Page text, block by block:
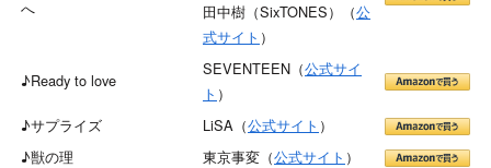
へ
田中樹（SixTONES）（公
式サイト ）
♪Ready to love
SEVENTEEN（公式サイ
ト ）
♪サプライズ
LiSA（公式サイト ）
♪獣の理
東京事変（公式サイト ）